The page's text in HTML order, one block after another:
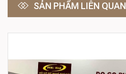
SẢN PHẨM LIÊN QUAN